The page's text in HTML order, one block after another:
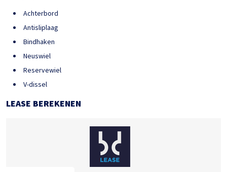
Achterbord
Antisliplaag
Bindhaken
Neuswiel
Reservewiel
V-dissel
LEASE BEREKENEN